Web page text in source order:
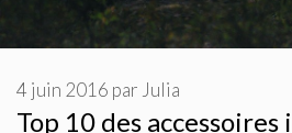
Top 10 des
4 juin 2016 par Julia